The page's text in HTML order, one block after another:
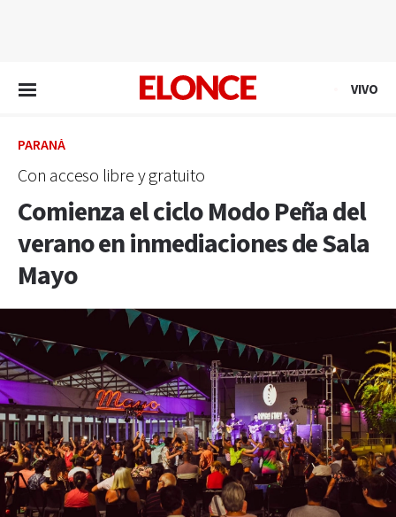
VIVO
PARANÁ
Con acceso libre y gratuito
Comienza el ciclo Modo Peña del
verano en inmediaciones de Sala
Mayo